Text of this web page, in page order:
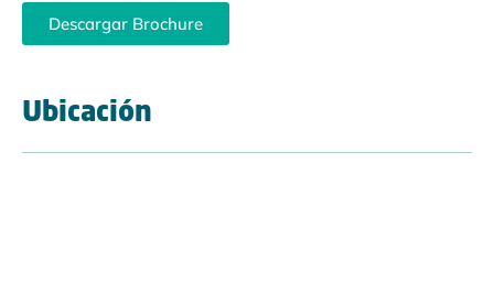
Descargar Brochure
Ubicación